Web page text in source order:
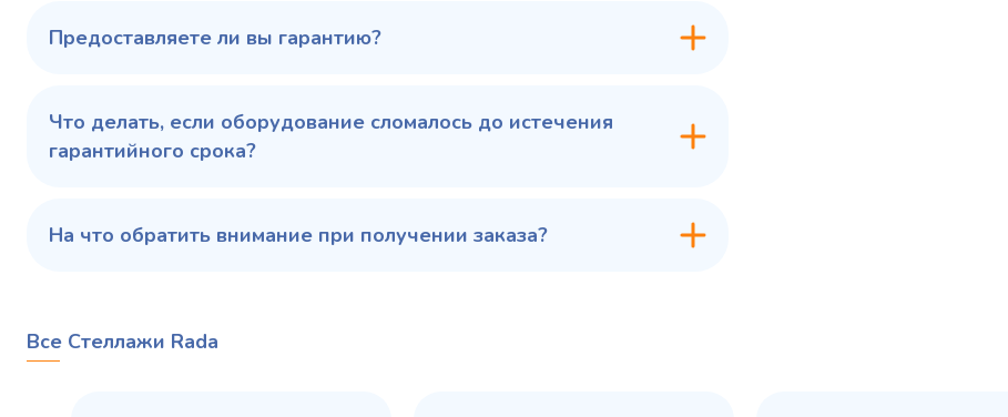
Предоставляете ли вы гарантию?
Что делать, если оборудование сломалось до истечения
гарантийного срока?
На что обратить внимание при получении заказа?
Все Стеллажи Rada